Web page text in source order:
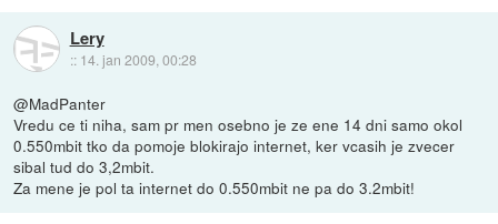
Lery
:: 14. jan 2009, 00:28
@MadPanter
Vredu ce ti niha, sam pr men osebno je ze ene 14 dni samo okol
0.550mbit tko da pomoje blokirajo internet, ker vcasih je zvecer
sibal tud do 3,2mbit.
Za mene je pol ta internet do 0.550mbit ne pa do 3.2mbit!